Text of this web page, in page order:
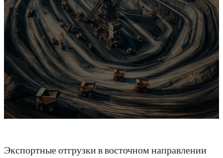
Экспортные отгрузки в восточном направлении